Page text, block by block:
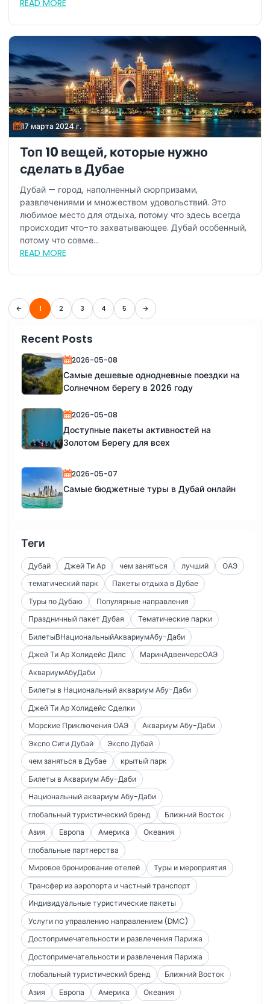
READ MORE
17 марта 2024 г.
Топ 10 вещей, которые нужно
сделать в Дубае
Дубай — город, наполненный сюрпризами,
развлечениями и множеством удовольствий. Это
любимое место для отдыха, потому что здесь всегда
происходит что-то захватывающее. Дубай особенный,
потому что совме...
READ MORE
1 2 3 4 5
Recent Posts
2026-05-08
Самые дешевые однодневные поездки на
Солнечном берегу в 2026 году
2026-05-08
Доступные пакеты активностей на
Золотом Берегу для всех
2026-05-07
Самые бюджетные туры в Дубай онлайн
Теги
Дубай Джей Ти Ар чем заняться лучший
ОАЭ
тематический парк
Пакеты отдыха в Дубае
Туры по Дубаю
Популярные направления
Праздничный пакет Дубая
Тематические парки
БилетыВНациональныйАквариумАбу-Даби
Джей Ти Ар Холидейс Дилс
МаринАдвенчерсОАЭ
АквариумАбуДаби
Билеты в Национальный аквариум Абу-Даби
Джей Ти Ар Холидейс Сделки
Морские Приключения ОАЭ
Аквариум Абу-Даби
Экспо Сити Дубай
Экспо Дубай
чем заняться в Дубае
крытый парк
Билеты в Аквариум Абу-Даби
Национальный аквариум Абу-Даби
глобальный туристический бренд
Ближний Восток
Азия
Европа Америка
Океания
глобальные партнерства
Мировое бронирование отелей
Туры и мероприятия
Трансфер из аэропорта и частный транспорт
Индивидуальные туристические пакеты
Услуги по управлению направлением (DMC)
Достопримечательности и развлечения Парижа
Достопримечательности и развлечения Парижа
глобальный туристический бренд
Ближний Восток
Азия
Европа Америка
Океания